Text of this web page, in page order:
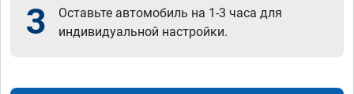
3
Оставьте автомобиль на 1-3 часа для
индивидуальной настройки.